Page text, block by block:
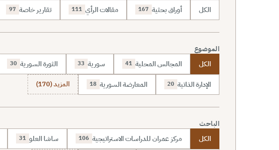
الكل أوراق بحثية 167 مقالات الرأي 111 تقارير خاصة 97
الموضوع
الكل المجالس المحلية 41 سورية 33 الثورة السورية 30
الإدارة الذاتية 20 المعارضة السورية 18 المزيد (170)
الباحث
الكل مركز عمران للدراسات الاستراتيجية 106 ساشا العلو 31